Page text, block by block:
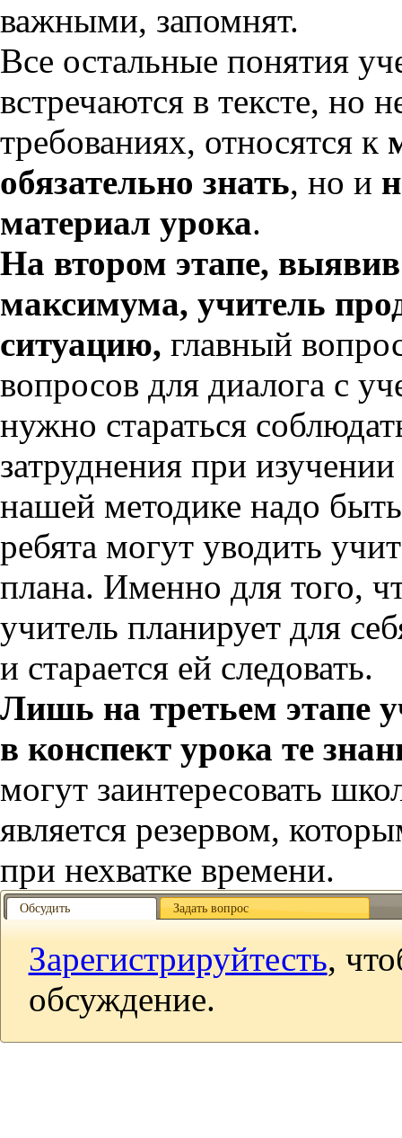
важными, запомнят.
Все остальные понятия
встречаются в тексте, но
требованиях, относятся к
обязательно знать, но и
материал урока.
На втором этапе,
максимума, учитель
ситуацию, главный
вопросов для диалога с
нужно стараться
затруднения при
нашей методике надо
ребята могут уводить
плана. Именно для того,
учитель планирует для
и старается ей следовать.
Лишь на третьем этапе
в конспект урока те
могут заинтересовать
является резервом,
при нехватке времени.
Обсудить Задать вопрос
Зарегистрируйтесть,
обсуждение.